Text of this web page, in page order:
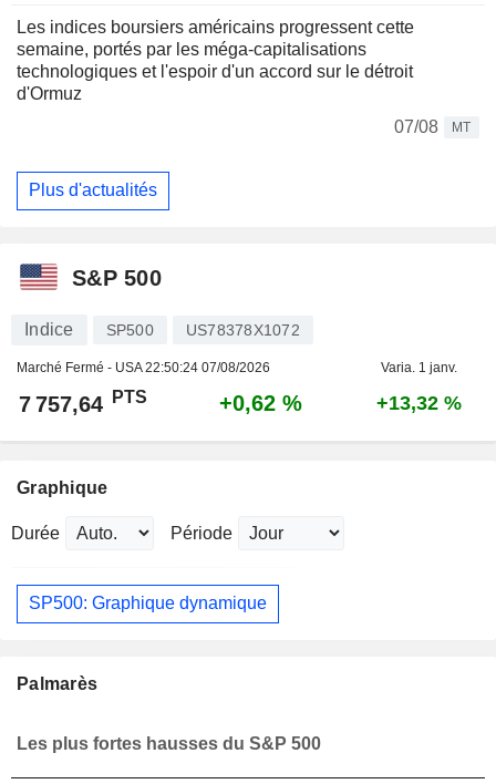
Les indices boursiers américains progressent cette
semaine, portés par les méga-capitalisations
technologiques et l'espoir d'un accord sur le détroit
d'Ormuz
07/08
MT
Plus d'actualités
S&P 500
Indice SP500 US78378X1072
Marché Fermé - USA22:50:24 07/08/2026 Varia. 1 janv.
7 757,64 PTS +0,62 % +13,32 %
Graphique
Durée Période
SP500: Graphique dynamique
Palmarès
Les plus fortes hausses du S&P 500